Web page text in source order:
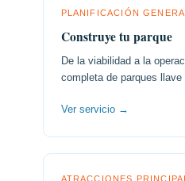
PLANIFICACIÓN
Construye tu parque
De la viabilidad a la
completa de parques llave
Ver servicio →
ATRACCIONES